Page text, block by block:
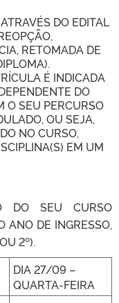
DO EDITAL
RETOMADA DE
É INDICADA
DO
O SEU PERCURSO
OU SEJA,
NO CURSO,
EM UM
DO SEU CURSO
ANO DE INGRESSO,
2º).
DIA 27/09 –
QUARTA-FEIRA